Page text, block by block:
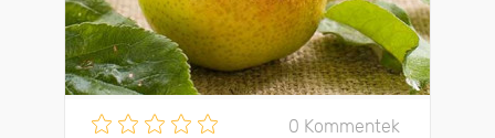
0 Kommentek